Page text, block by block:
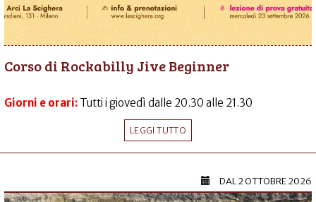
Corso di Rockabilly Jive Beginner
Giorni e orari: Tutti i giovedì dalle 20.30 alle 21.30
LEGGI TUTTO
DAL2 OTTOBRE 2026